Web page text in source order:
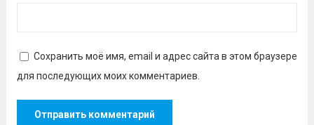
Сохранить моё имя, email и адрес сайта в этом браузере
для последующих моих комментариев.